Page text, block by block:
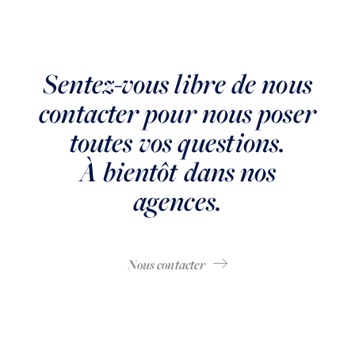
Sentez-vous libre de nous
contacter pour nous poser
toutes vos questions.
À bientôt dans nos
agences.
Nous contacter